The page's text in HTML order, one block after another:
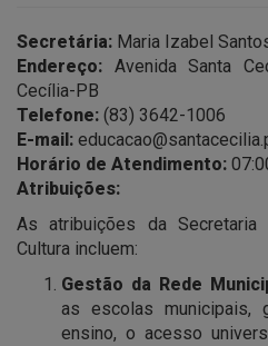
Secretária: Maria Izabel
Endereço: Avenida Santa
Cecília-PB
Telefone: (83) 3642-1006
E-mail:
Horário de Atendimento:
Atribuições:
As atribuições da Secretaria
Cultura incluem:
Gestão da Rede
as escolas municipais,
ensino, o acesso